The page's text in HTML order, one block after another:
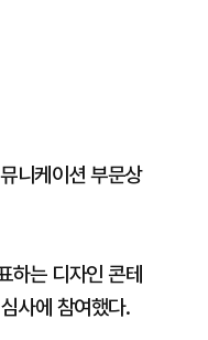
니케이션 부문상
는 디자인 콘테
사에 참여했다.